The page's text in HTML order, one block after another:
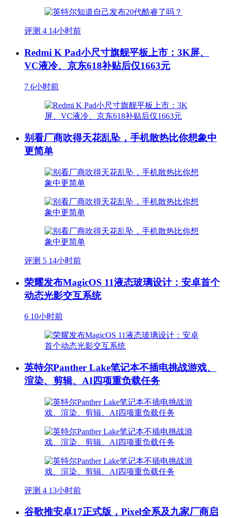
评测 4 14小时前
Redmi K Pad小尺寸旗舰平板上市：3K屏、
VC液冷、京东618补贴后仅1663元
7 6小时前
别看厂商吹得天花乱坠，手机散热比你想象中
更简单
评测 5 14小时前
荣耀发布MagicOS 11液态玻璃设计：安卓首个
动态光影交互系统
6 10小时前
英特尔Panther Lake笔记本不插电挑战游戏、
渲染、剪辑、AI四项重负载任务
评测 4 13小时前
谷歌推安卓17正式版，Pixel全系及九家厂商启